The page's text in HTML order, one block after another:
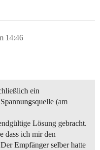
14:46
ein
(am
Lösung gebracht.
dass ich mir den
Empfänger selber hatte